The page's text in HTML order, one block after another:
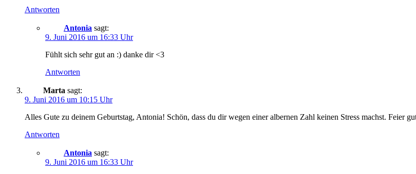
Antworten
Antonia sagt:
9. Juni 2016 um 16:33 Uhr
Fühlt sich sehr gut an :) danke dir <3
Antworten
Marta sagt:
9. Juni 2016 um 10:15 Uhr
Alles Gute zu deinem Geburtstag, Antonia! Schön, dass du dir wegen einer albernen Zahl keinen Stress machst. Feier
Antworten
Antonia sagt:
9. Juni 2016 um 16:33 Uhr